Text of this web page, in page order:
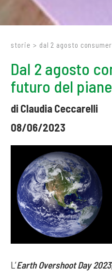
storie > dal 2 agosto
Dal 2 agosto
futuro del
di Claudia Ceccarelli
08/06/2023
L’Earth Overshoot Day 2023